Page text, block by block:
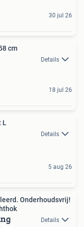
30 jul 26
cm
Details
18 jul 26
L
Details
5 aug 26
Onderhoudsvrij!
Details